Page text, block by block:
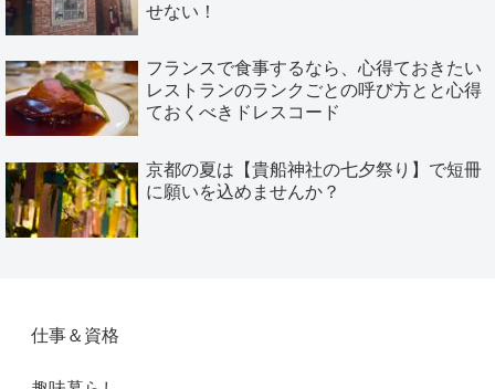
せない！
フランスで食事するなら、心得ておきたい
レストランのランクごとの呼び方とと心得
ておくべきドレスコード
京都の夏は【貴船神社の七夕祭り】で短冊
に願いを込めませんか？
仕事＆資格